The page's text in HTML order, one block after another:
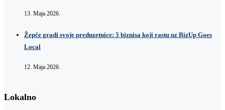
13. Maja 2026.
Žepče gradi svoje preduzetnice: 5 biznisa koji rastu uz BizUp Goes
Local
12. Maja 2026.
Lokalno